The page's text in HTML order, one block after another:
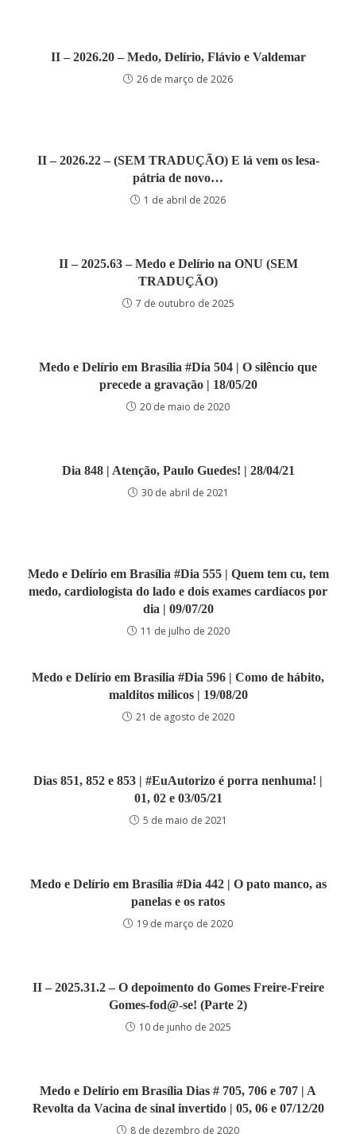
II – 2026.20 – Medo, Delírio, Flávio e Valdemar
26 de março de 2026
II – 2026.22 – (SEM TRADUÇÃO) E lá vem os lesa-
pátria de novo…
1 de abril de 2026
II – 2025.63 – Medo e Delírio na ONU (SEM
TRADUÇÃO)
7 de outubro de 2025
Medo e Delírio em Brasília #Dia 504 | O silêncio que
precede a gravação | 18/05/20
20 de maio de 2020
Dia 848 | Atenção, Paulo Guedes! | 28/04/21
30 de abril de 2021
Medo e Delírio em Brasília #Dia 555 | Quem tem cu, tem
medo, cardiologista do lado e dois exames cardíacos por
dia | 09/07/20
11 de julho de 2020
Medo e Delírio em Brasília #Dia 596 | Como de hábito,
malditos milicos | 19/08/20
21 de agosto de 2020
Dias 851, 852 e 853 | #EuAutorizo é porra nenhuma! |
01, 02 e 03/05/21
5 de maio de 2021
Medo e Delírio em Brasília #Dia 442 | O pato manco, as
panelas e os ratos
19 de março de 2020
II – 2025.31.2 – O depoimento do Gomes Freire-Freire
Gomes-fod@-se! (Parte 2)
10 de junho de 2025
Medo e Delírio em Brasília Dias # 705, 706 e 707 | A
Revolta da Vacina de sinal invertido | 05, 06 e 07/12/20
8 de dezembro de 2020